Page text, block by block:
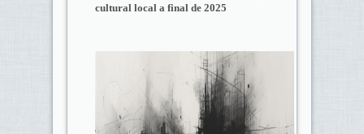
cultural local a final de 2025